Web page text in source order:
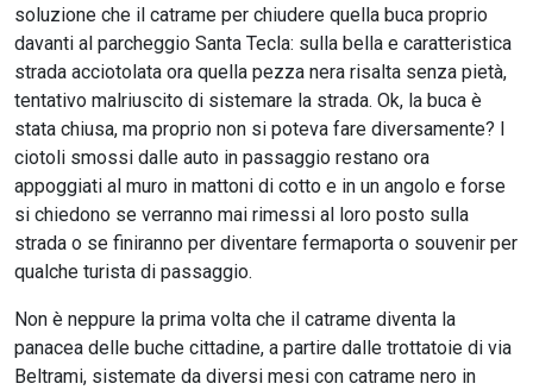
soluzione che il catrame per chiudere quella buca proprio
davanti al parcheggio Santa Tecla: sulla bella e caratteristica
strada acciotolata ora quella pezza nera risalta senza pietà,
tentativo malriuscito di sistemare la strada. Ok, la buca è
stata chiusa, ma proprio non si poteva fare diversamente? I
ciotoli smossi dalle auto in passaggio restano ora
appoggiati al muro in mattoni di cotto e in un angolo e forse
si chiedono se verranno mai rimessi al loro posto sulla
strada o se finiranno per diventare fermaporta o souvenir per
qualche turista di passaggio.
Non è neppure la prima volta che il catrame diventa la
panacea delle buche cittadine, a partire dalle trottatoie di via
Beltrami, sistemate da diversi mesi con catrame nero in